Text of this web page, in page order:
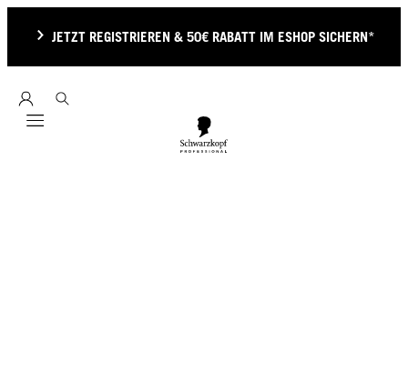
JETZT REGISTRIEREN & 50€ RABATT IM ESHOP SICHERN*
Mobile navigation